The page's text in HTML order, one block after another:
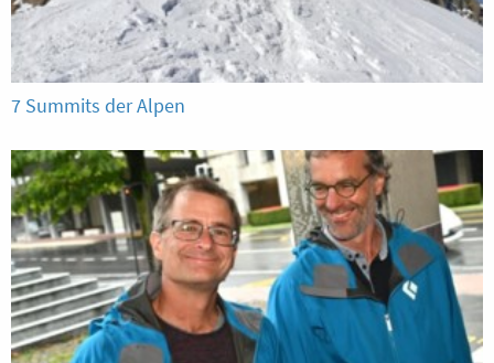
7 Summits der Alpen